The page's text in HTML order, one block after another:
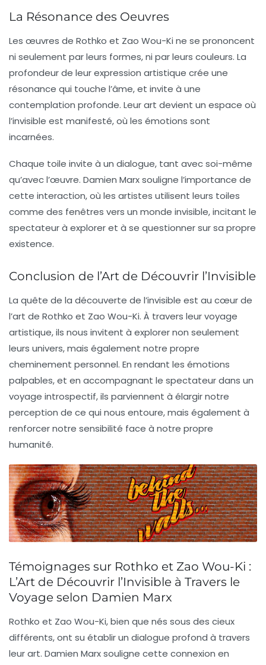
La Résonance des Oeuvres
Les œuvres de Rothko et Zao Wou-Ki ne se prononcent
ni seulement par leurs formes, ni par leurs couleurs. La
profondeur de leur expression artistique crée une
résonance qui touche l’âme, et invite à une
contemplation profonde. Leur art devient un espace où
l’invisible est manifesté, où les émotions sont
incarnées.
Chaque toile invite à un dialogue, tant avec soi-même
qu’avec l’œuvre. Damien Marxsouligne l’importance de
cette interaction, où les artistes utilisent leurs toiles
comme des fenêtres vers un monde invisible, incitant le
spectateur à explorer et à se questionner sur sa propre
existence.
Conclusion de l’Art de Découvrir l’Invisible
La quête de la découverte de l’invisible est au cœur de
l’art de Rothko et Zao Wou-Ki. À travers leur voyage
artistique, ils nous invitent à explorer non seulement
leurs univers, mais également notre propre
cheminement personnel. En rendant les émotions
palpables, et en accompagnant le spectateur dans un
voyage introspectif, ils parviennent à élargir notre
perception de ce qui nous entoure, mais également à
renforcer notre sensibilité face à notre propre
humanité.
Témoignages sur Rothko et Zao Wou-Ki :
L’Art de Découvrir l’Invisible à Travers le
Voyage selon Damien Marx
Rothko et Zao Wou-Ki, bien que nés sous des cieux
différents, ont su établir un dialogue profond à travers
leur art. Damien Marxsouligne cette connexion en